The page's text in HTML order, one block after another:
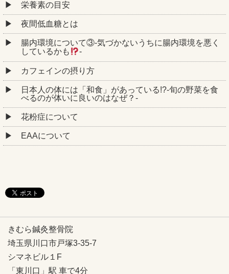
栄養素の目安
夜間低血糖とは
腸内環境について③‐気づかないうちに腸内環境を悪く
しているかも
‐
カフェインの摂り方
日本人の体には「和食」があっている!?-旬の野菜を食
べるのが体いに良いのはなぜ？-
花粉症について
EAAについて
きむら鍼灸整骨院
埼玉県川口市戸塚3-35-7
シマネビル１F
「東川口」駅 車で4分